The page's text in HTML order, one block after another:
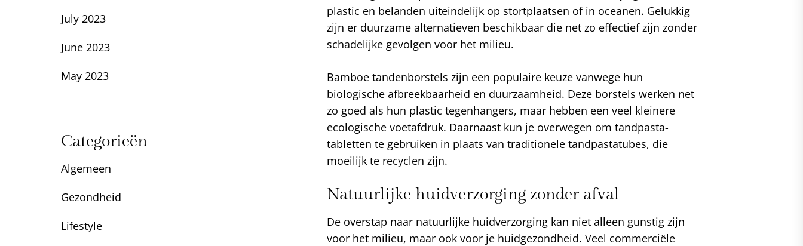
plastic en belanden uiteindelijk op stortplaatsen of in oceanen. Gelukkig
zijn er duurzame alternatieven beschikbaar die net zo effectief zijn zonder
schadelijke gevolgen voor het milieu.
Bamboe tandenborstels zijn een populaire keuze vanwege hun
biologische afbreekbaarheid en duurzaamheid. Deze borstels werken net
zo goed als hun plastic tegenhangers, maar hebben een veel kleinere
ecologische voetafdruk. Daarnaast kun je overwegen om tandpasta-
tabletten te gebruiken in plaats van traditionele tandpastatubes, die
moeilijk te recyclen zijn.
Natuurlijke huidverzorging zonder afval
De overstap naar natuurlijke huidverzorging kan niet alleen gunstig zijn
voor het milieu, maar ook voor je huidgezondheid. Veel commerciële
July 2023
June 2023
May 2023
Categorieën
Algemeen
Gezondheid
Lifestyle